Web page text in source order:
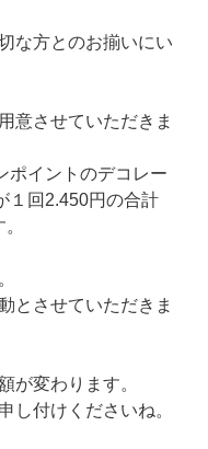
な方とのお揃いにい
意させていただきま
ポイントのデコレー
１回2.450円の合計
とさせていただきま
が変わります。
し付けくださいね。